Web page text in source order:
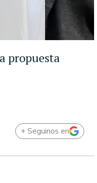
propuesta
+ Seguinos en